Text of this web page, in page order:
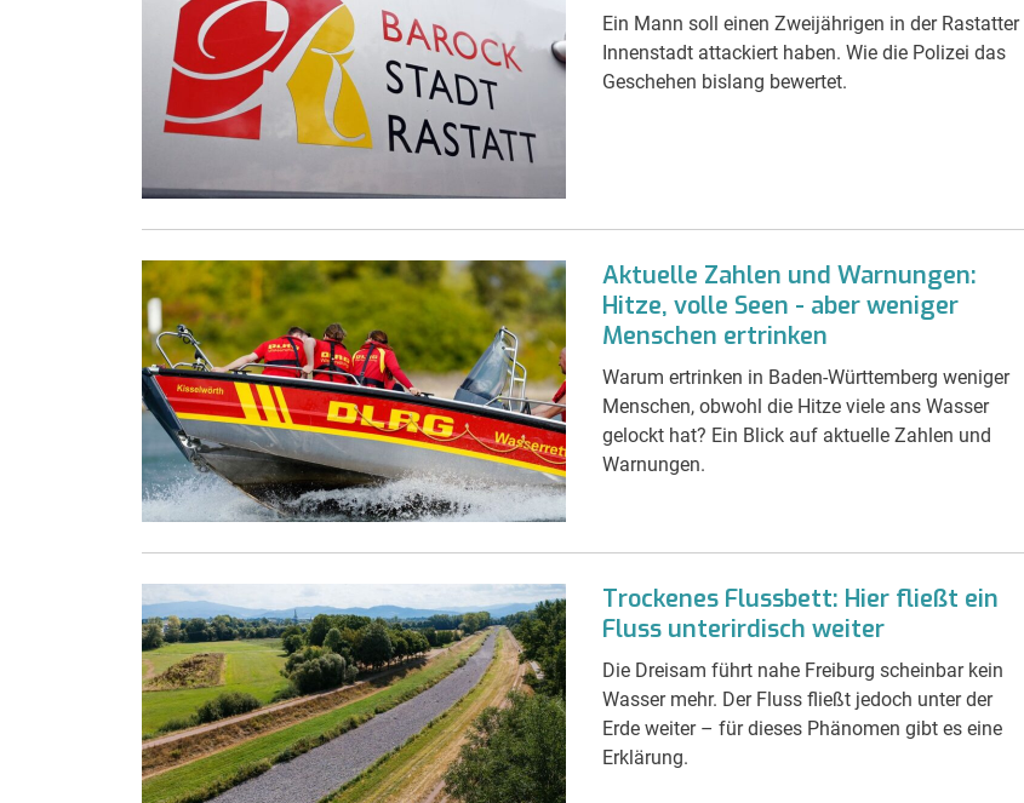
Ein Mann soll einen Zweijährigen in der Rastatter
Innenstadt attackiert haben. Wie die Polizei das
Geschehen bislang bewertet.
Aktuelle Zahlen und Warnungen:
Hitze, volle Seen - aber weniger
Menschen ertrinken
Warum ertrinken in Baden-Württemberg weniger
Menschen, obwohl die Hitze viele ans Wasser
gelockt hat? Ein Blick auf aktuelle Zahlen und
Warnungen.
Trockenes Flussbett: Hier fließt ein
Fluss unterirdisch weiter
Die Dreisam führt nahe Freiburg scheinbar kein
Wasser mehr. Der Fluss fließt jedoch unter der
Erde weiter – für dieses Phänomen gibt es eine
Erklärung.